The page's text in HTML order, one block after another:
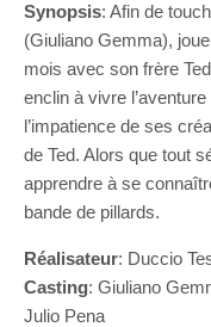
Synopsis: Afin de
(Giuliano Gemma),
mois avec son frère
enclin à vivre
l’impatience de ses
de Ted. Alors que tout
apprendre à se
bande de pillards.
Réalisateur: Duccio
Casting: Giuliano
Julio Pena